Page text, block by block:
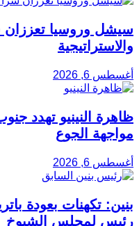
سيشل وروسيا تعززان
والاستراتيجية
أغسطس 6, 2026
ظاهرة النينيو تهدد
مواجهة الجوع
أغسطس 6, 2026
بنين: تكهنات بعودة
رئيس لمجلس الشيوخ